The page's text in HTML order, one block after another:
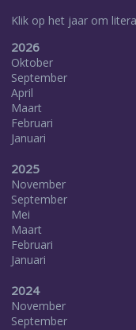
Klik op het jaar om
2026
Oktober
September
April
Maart
Februari
Januari
2025
November
September
Mei
Maart
Februari
Januari
2024
November
September